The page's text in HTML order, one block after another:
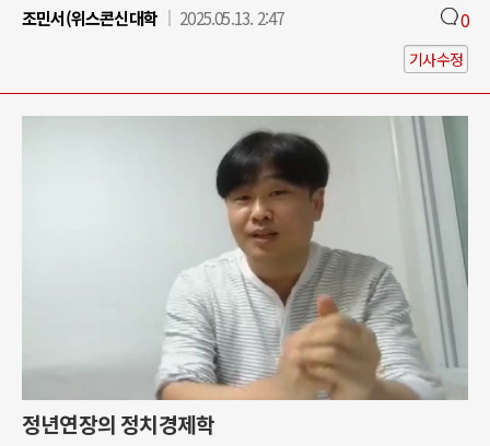
조민서(위스콘신대학
2025.05.13. 2:47 0
기사수정
정년연장의 정치경제학